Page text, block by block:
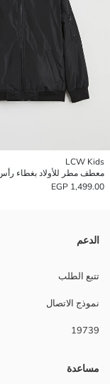
LCW Kids
معطف مطر للأولاد بغطاء
1,499.00 EGP
الدعم
تتبع الطلب
نموذج الاتصال
19739
مساعدة